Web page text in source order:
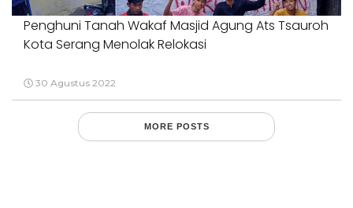
Penghuni Tanah Wakaf Masjid Agung Ats Tsauroh
Kota Serang Menolak Relokasi
30 Agustus 2022
MORE POSTS